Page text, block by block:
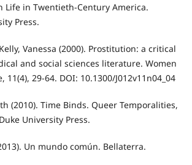
Life in Twentieth-Century America.
Press.
Vanessa (2000). Prostitution: a critical
and social sciences literature. Women
11(4), 29-64. DOI: 10.1300/J012v11n04_04
(2010). Time Binds. Queer Temporalities,
University Press.
Un mundo común. Bellaterra.